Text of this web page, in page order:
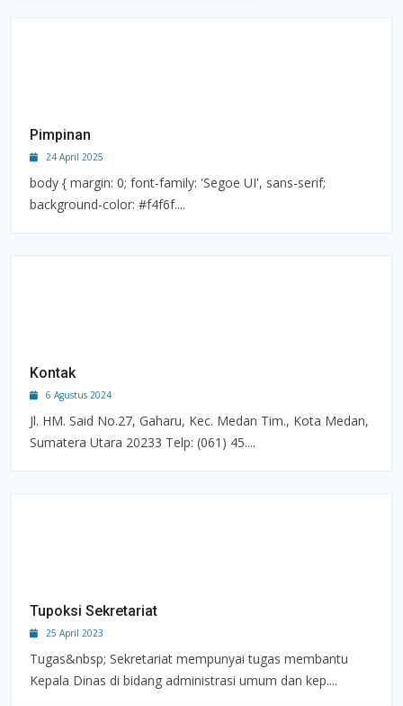
Pimpinan
24 April 2025
body { margin: 0; font-family: 'Segoe UI', sans-serif;
background-color: #f4f6f....
Kontak
6 Agustus 2024
Jl. HM. Said No.27, Gaharu, Kec. Medan Tim., Kota Medan,
Sumatera Utara 20233 Telp: (061) 45....
Tupoksi Sekretariat
25 April 2023
Tugas&nbsp; Sekretariat mempunyai tugas membantu
Kepala Dinas di bidang administrasi umum dan kep....